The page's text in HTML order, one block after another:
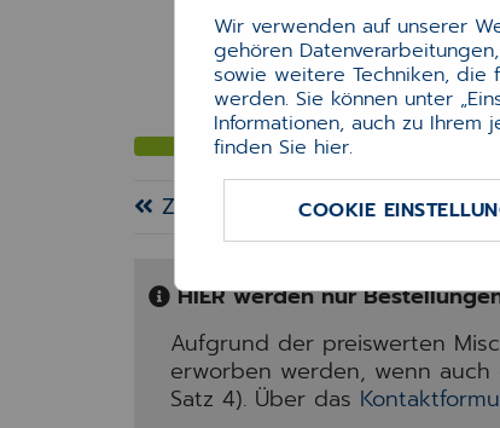
Zurück zu
HIER werden nur
Aufgrund der preiswerten
erworben werden, wenn
Satz 4). Über das
Wir verwenden auf unserer
gehören
sowie weitere Techniken, die
werden. Sie können unter
Informationen, auch zu
finden Sie hier.
COOKIE